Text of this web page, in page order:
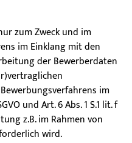
zum Zweck und im
im Einklang mit den
der Bewerberdaten
im
und Art. 6 Abs. 1 S.1 lit. f
z.B. im Rahmen von
wird.